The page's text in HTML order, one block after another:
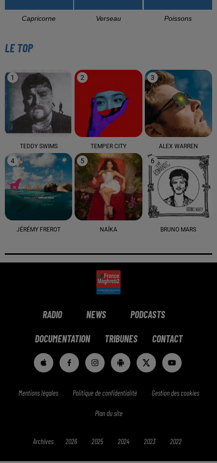
Capricorne Verseau Poissons
LE TOP
1
TEDDY SWIMS
2
TEMPER CITY
3
ALEX WARREN
4
JÉRÉMY FREROT
5
NAÏKA
6
BRUNO MARS
RADIO NEWS PODCASTS
DOCUMENTATION TRIBUNES CONTACT
Mentions légales Politique de confidentialité Gestion des cookies
Plan du site
Archives 2026 2025 2024 2023 2022